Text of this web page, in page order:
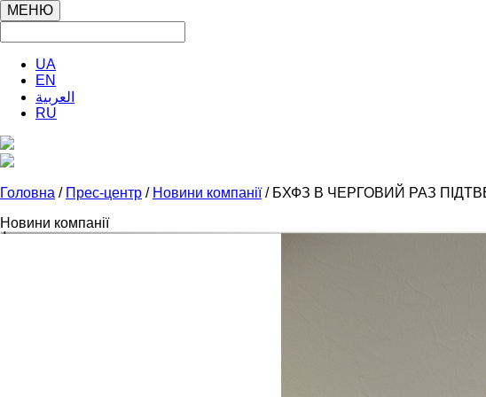
МЕНЮ
UA
EN
العربية
RU
Головна / Прес-центр / Новини компанії/ БХФЗ В ЧЕРГОВИЙ РАЗ
Новини компанії